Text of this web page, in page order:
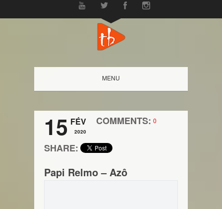
MENU
15 FÉV
2020
COMMENTS: 0
SHARE:
Papi Relmo – Azô